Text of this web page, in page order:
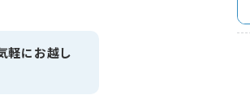
軽にお越し